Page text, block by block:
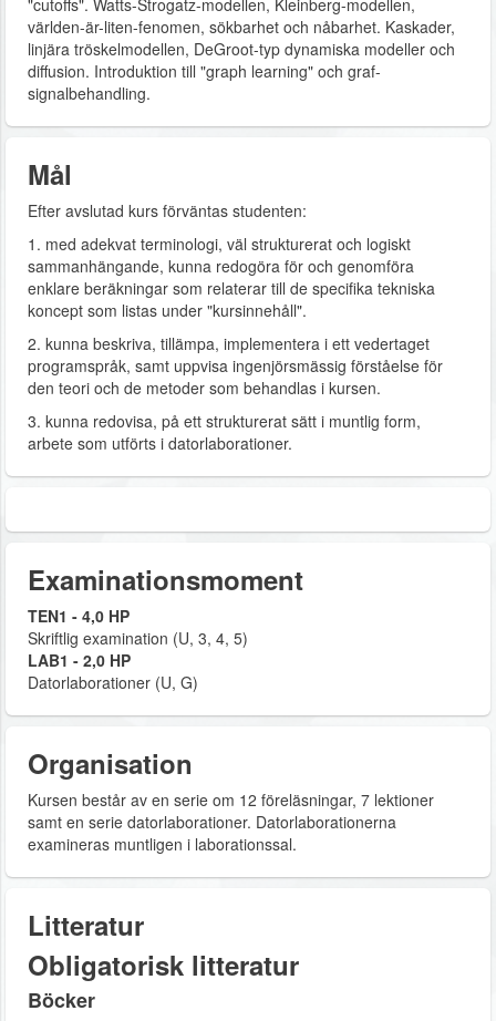
"cutoffs". Watts-Strogatz-modellen, Kleinberg-modellen,
världen-är-liten-fenomen, sökbarhet och nåbarhet. Kaskader,
linjära tröskelmodellen, DeGroot-typ dynamiska modeller och
diffusion. Introduktion till "graph learning" och graf-
signalbehandling.
Mål
Efter avslutad kurs förväntas studenten:
1. med adekvat terminologi, väl strukturerat och logiskt
sammanhängande, kunna redogöra för och genomföra
enklare beräkningar som relaterar till de specifika tekniska
koncept som listas under "kursinnehåll".
2. kunna beskriva, tillämpa, implementera i ett vedertaget
programspråk, samt uppvisa ingenjörsmässig förståelse för
den teori och de metoder som behandlas i kursen.
3. kunna redovisa, på ett strukturerat sätt i muntlig form,
arbete som utförts i datorlaborationer.
Examinationsmoment
TEN1 - 4,0 HP
Skriftlig examination (U, 3, 4, 5)
LAB1 - 2,0 HP
Datorlaborationer (U, G)
Organisation
Kursen består av en serie om 12 föreläsningar, 7 lektioner
samt en serie datorlaborationer. Datorlaborationerna
examineras muntligen i laborationssal.
Litteratur
Obligatorisk litteratur
Böcker